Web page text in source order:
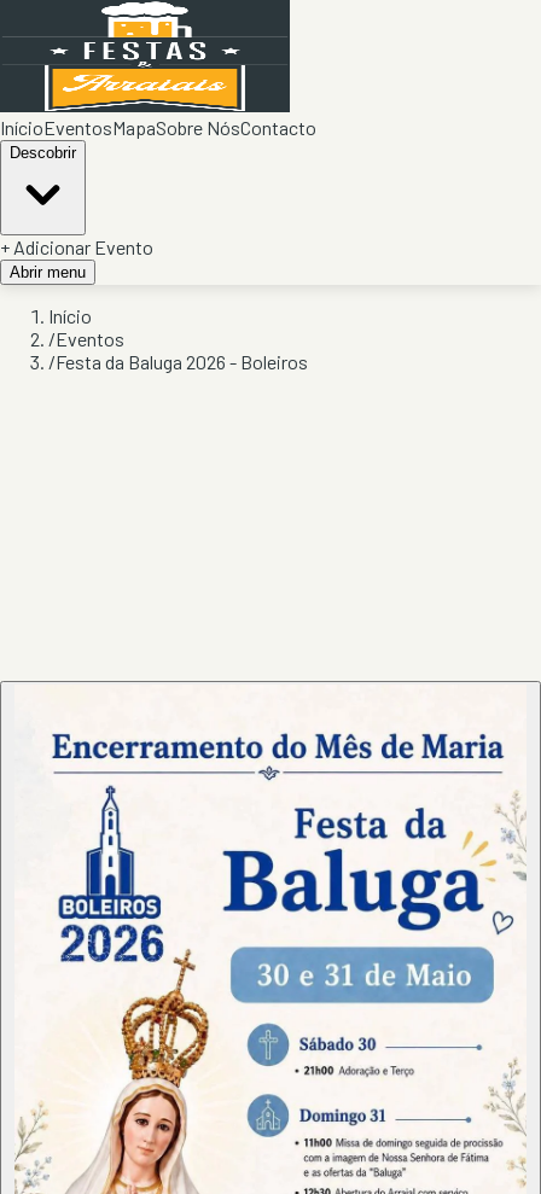
InícioEventosMapaSobre NósContacto
Descobrir
+ Adicionar Evento
Abrir menu
Início
/Eventos
/Festa da Baluga 2026 - Boleiros